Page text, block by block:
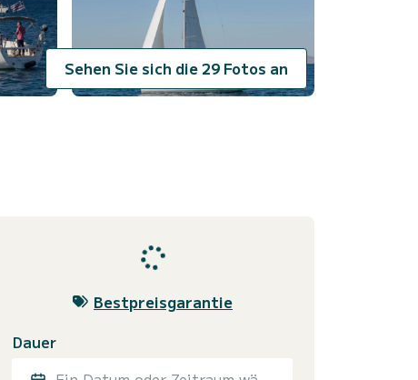
Sehen Sie sich die 29 Fotos an
Bestpreisgarantie
Dauer